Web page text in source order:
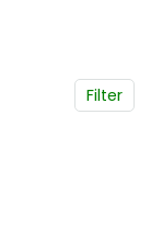
Filter